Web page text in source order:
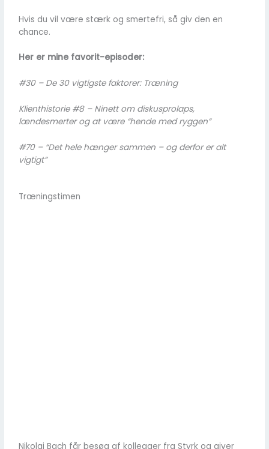
Hvis du vil være stærk og smertefri, så giv den en
chance.
Her er mine favorit-episoder:
#30 – De 30 vigtigste faktorer: Træning
Klienthistorie #8 – Ninett om diskusprolaps,
lændesmerter og at være “hende med ryggen”
#70 – “Det hele hænger sammen – og derfor er alt
vigtigt”
Træningstimen
Nikolaj Bach får besøg af kollegaer fra Styrk og giver